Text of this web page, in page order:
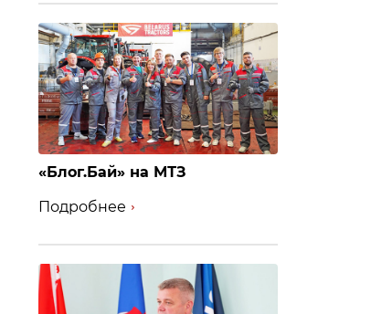
«Блог.Бай» на МТЗ
Подробнее